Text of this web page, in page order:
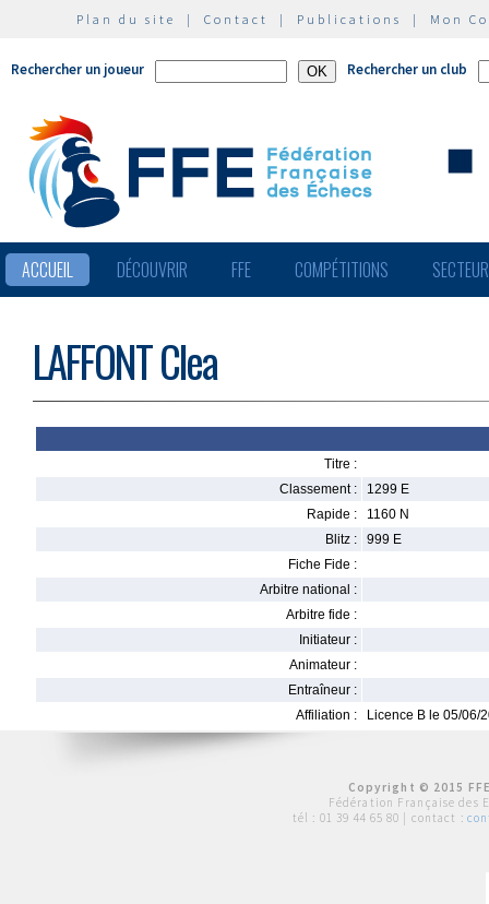
Plan du site | Contact | Publications | Mon
Rechercher un joueur Rechercher un club
ACCUEIL DÉCOUVRIR FFE COMPÉTITIONS
LAFFONT Clea
Titre :
Classement :
1299 E
Rapide :
1160 N
Blitz :
999 E
Fiche Fide :
Arbitre national :
Arbitre fide :
Initiateur :
Animateur :
Entraîneur :
Affiliation :
Licence B le 05/06/
Copyright © 2015
Fédération Française des
tél : 01 39 44 65 80 | contact :